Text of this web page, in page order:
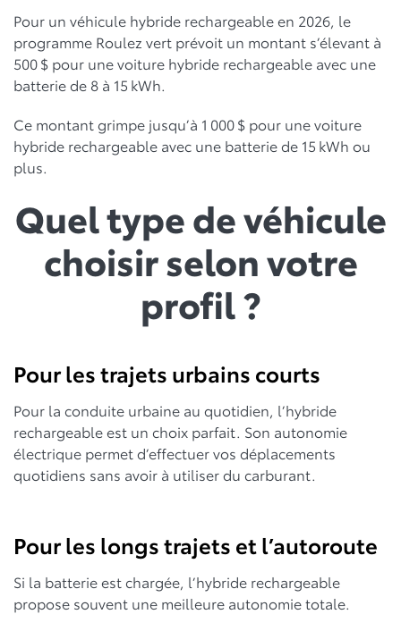
Pour un véhicule hybride rechargeable en 2026, le
programme Roulez vert prévoit un montant s’élevant à
500 $ pour une voiture hybride rechargeable avec une
batterie de 8 à 15 kWh.
Ce montant grimpe jusqu’à 1 000 $ pour une voiture
hybride rechargeable avec une batterie de 15 kWh ou
plus.
Quel type de véhicule
choisir selon votre
profil ?
Pour les trajets urbains courts
Pour la conduite urbaine au quotidien, l’hybride
rechargeable est un choix parfait. Son autonomie
électrique permet d’effectuer vos déplacements
quotidiens sans avoir à utiliser du carburant.
Pour les longs trajets et l’autoroute
Si la batterie est chargée, l’hybride rechargeable
propose souvent une meilleure autonomie totale.